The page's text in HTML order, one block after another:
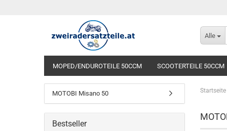
Alle
MOPED/ENDUROTEILE 50CCM SCOOTERTEILE 50CCM
Startseite
MOTOBI Misano 50
Bestseller